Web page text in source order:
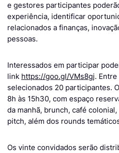
e gestores participantes
experiência, identificar
relacionados a finanças,
pessoas.
Interessados em participar
link https://goo.gl/VMs8gj.
selecionados 20 participantes.
8h às 15h30, com espaço
da manhã, brunch, café
pitch, além dos rounds
Os vinte convidados serão